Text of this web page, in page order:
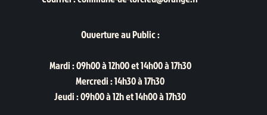
Ouverture au Public :
Mardi : 09h00 à 12h00 et 14h00 à 17h30
Mercredi : 14h30 à 17h30
Jeudi : 09h00 à 12h et 14h00 à 17h30